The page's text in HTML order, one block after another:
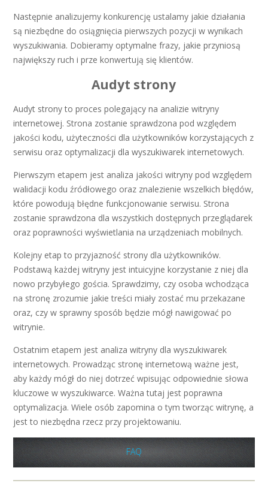
Następnie analizujemy konkurencję ustalamy jakie działania
są niezbędne do osiągnięcia pierwszych pozycji w wynikach
wyszukiwania. Dobieramy optymalne frazy, jakie przyniosą
największy ruch i prze konwertują się klientów.
Audyt strony
Audyt strony to proces polegający na analizie witryny
internetowej. Strona zostanie sprawdzona pod względem
jakości kodu, użyteczności dla użytkowników korzystających z
serwisu oraz optymalizacji dla wyszukiwarek internetowych.
Pierwszym etapem jest analiza jakości witryny pod względem
walidacji kodu źródłowego oraz znalezienie wszelkich błędów,
które powodują błędne funkcjonowanie serwisu. Strona
zostanie sprawdzona dla wszystkich dostępnych przeglądarek
oraz poprawności wyświetlania na urządzeniach mobilnych.
Kolejny etap to przyjazność strony dla użytkowników.
Podstawą każdej witryny jest intuicyjne korzystanie z niej dla
nowo przybyłego gościa. Sprawdzimy, czy osoba wchodząca
na stronę zrozumie jakie treści miały zostać mu przekazane
oraz, czy w sprawny sposób będzie mógł nawigować po
witrynie.
Ostatnim etapem jest analiza witryny dla wyszukiwarek
internetowych. Prowadząc stronę internetową ważne jest,
aby każdy mógł do niej dotrzeć wpisując odpowiednie słowa
kluczowe w wyszukiwarce. Ważna tutaj jest poprawna
optymalizacja. Wiele osób zapomina o tym tworząc witrynę, a
jest to niezbędna rzecz przy projektowaniu.
FAQ